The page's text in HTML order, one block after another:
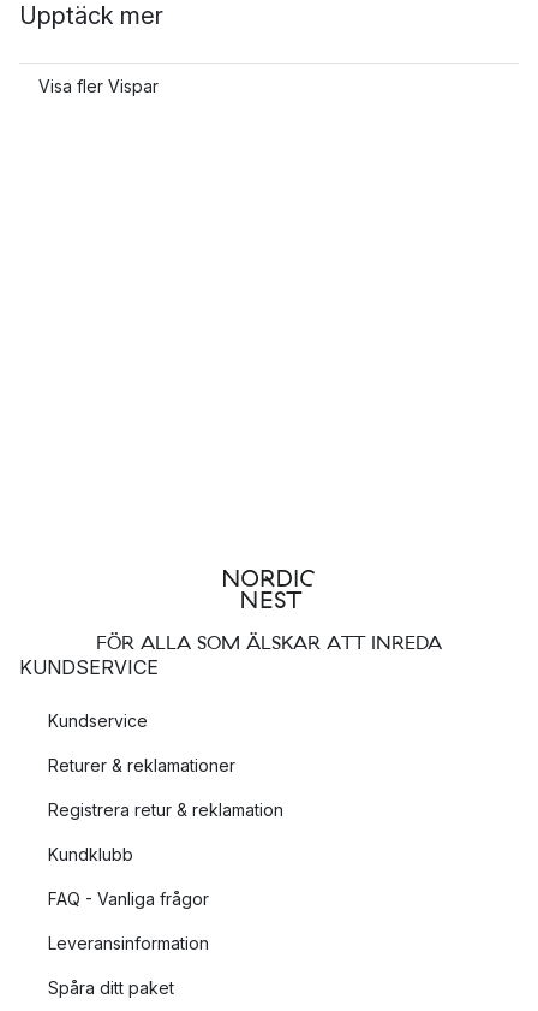
Upptäck mer
Visa fler Vispar
FÖR ALLA SOM ÄLSKAR ATT INREDA
KUNDSERVICE
Kundservice
Returer & reklamationer
Registrera retur & reklamation
Kundklubb
FAQ - Vanliga frågor
Leveransinformation
Spåra ditt paket